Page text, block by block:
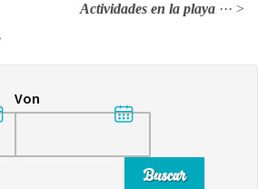
Actividades en la playa ··· >
Von